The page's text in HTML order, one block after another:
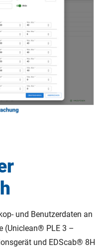
und Benutzerdaten an
(Uniclean® PLE 3 –
und EDScab® 8H